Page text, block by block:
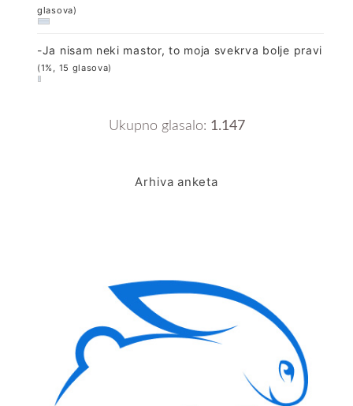
glasova)
-Ja nisam neki mastor, to moja svekrva bolje pravi
(1%, 15 glasova)
Ukupno glasalo: 1.147
Arhiva anketa